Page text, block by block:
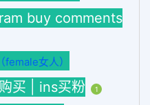
buy comments
女人）
买 | ins买粉 1